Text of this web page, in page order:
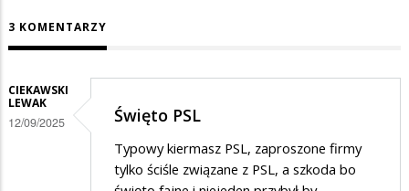
3 KOMENTARZY
CIEKAWSKI
LEWAK
12/09/2025 Święto PSL
Typowy kiermasz PSL, zaproszone firmy
tylko ściśle związane z PSL, a szkoda bo